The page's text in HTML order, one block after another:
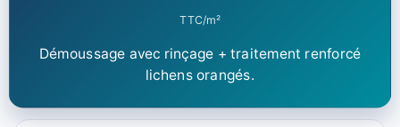
TTC/m²
Démoussage avec rinçage + traitement renforcé
lichens orangés.